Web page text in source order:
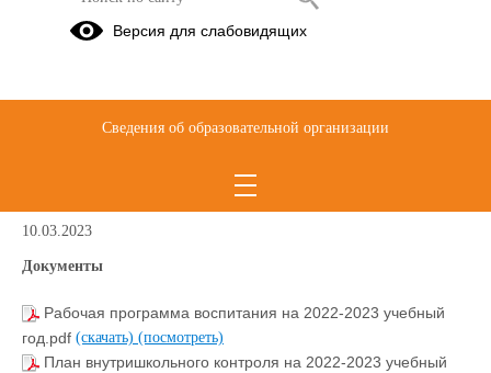
Воспитательная работа
10.03.2023
Документы
Рабочая программа воспитания на 2022-2023 учебный
год.pdf (скачать) (посмотреть)
План внутришкольного контроля на 2022-2023 учебный
Версия для слабовидящих
Сведения об образовательной организации